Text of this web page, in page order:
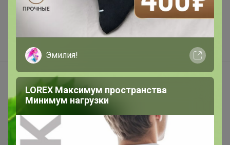
Вакансии
support@24-ok.ru
Написать в поддержку
Защита покупателя
Помощь
О нас
Эмилия!
LOREX Максимум пространства
Минимум нагрузки